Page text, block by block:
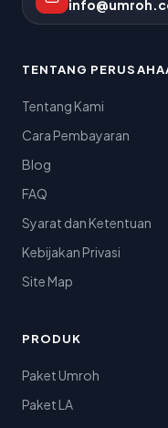
TENTANG
Tentang Kami
Cara Pembayaran
Blog
FAQ
Syarat dan Ketentuan
Kebijakan Privasi
Site Map
PRODUK
Paket Umroh
Paket LA